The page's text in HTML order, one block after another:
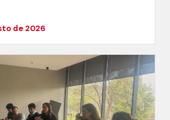
de 2026